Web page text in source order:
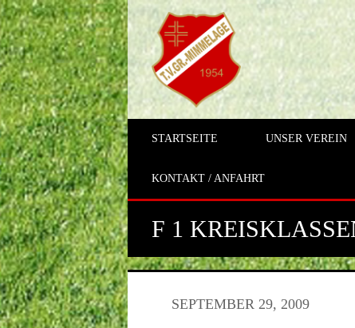
STARTSEITE UNSER VEREIN
KONTAKT / ANFAHRT
F 1
SEPTEMBER 29, 2009